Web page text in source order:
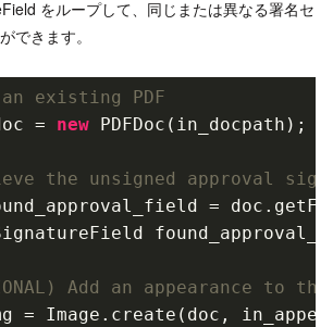
をループして、同じまたは異なる署名セ
できます。
existing PDF
= new PDFDoc( in_docpath ) ;
the unsigned approval
= doc.get
Add an appearance to
= Image . create(doc,